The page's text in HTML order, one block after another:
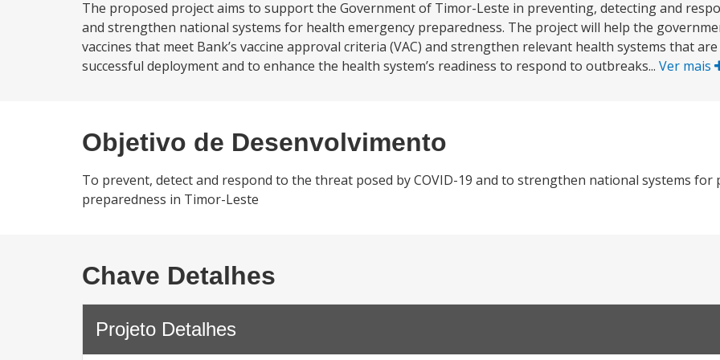
The proposed project aims to support the Government of Timor-Leste in preventing, detecting and
and strengthen national systems for health emergency preparedness. The project will help the
vaccines that meet Bank’s vaccine approval criteria (VAC) and strengthen relevant health systems that
successful deployment and to enhance the health system’s readiness to respond to outbreaks... Ver mais
Objetivo de Desenvolvimento
To prevent, detect and respond to the threat posed by COVID-19 and to strengthen national systems for
preparedness in Timor-Leste
Chave Detalhes
Projeto Detalhes